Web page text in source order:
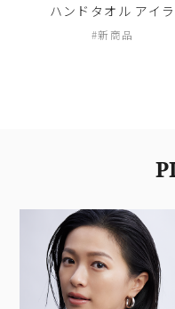
ハンドタオル アイラ
新商品